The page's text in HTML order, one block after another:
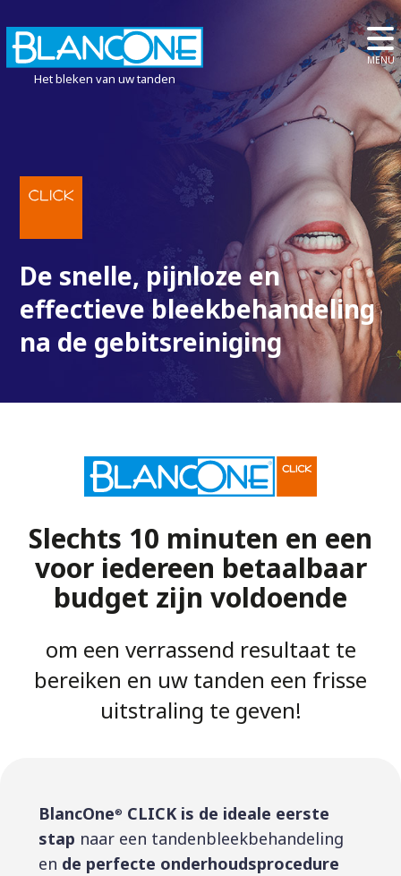
Het bleken van uw tanden
MENU
De snelle, pijnloze en
effectieve bleekbehandeling
na de gebitsreiniging
Slechts 10 minuten en een
voor iedereen betaalbaar
budget zijn voldoende
om een verrassend resultaat te
bereiken en uw tanden een frisse
uitstraling te geven!
BlancOne® CLICK is de ideale eerste
stap naar een tandenbleekbehandeling
en de perfecte onderhoudsprocedure